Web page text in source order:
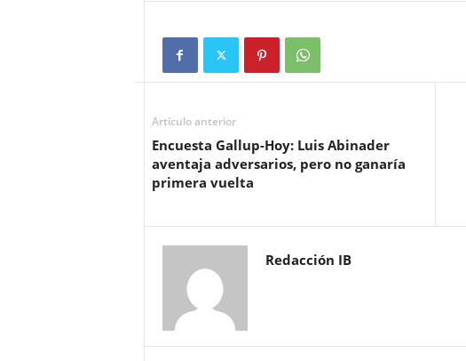
Artículo anterior
Encuesta Gallup-Hoy: Luis Abinader
aventaja adversarios, pero no ganaría
primera vuelta
Redacción IB